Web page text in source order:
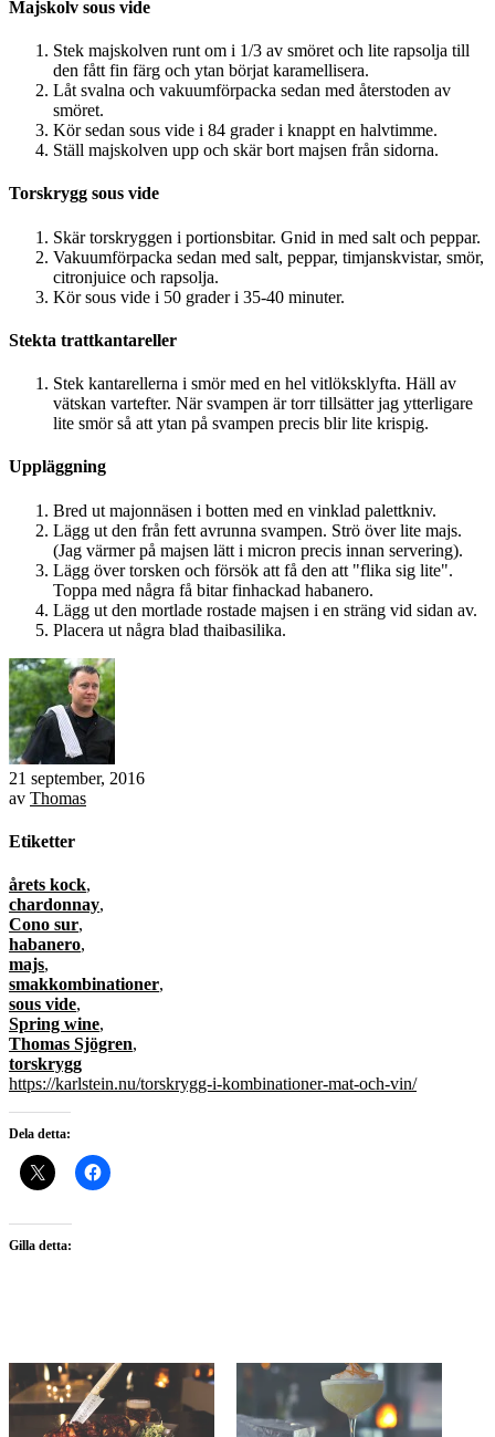
Majskolv sous vide
Stek majskolven runt om i 1/3 av smöret och lite rapsolja till
den fått fin färg och ytan börjat karamellisera.
Låt svalna och vakuumförpacka sedan med återstoden av
smöret.
Kör sedan sous vide i 84 grader i knappt en halvtimme.
Ställ majskolven upp och skär bort majsen från sidorna.
Torskrygg sous vide
Skär torskryggen i portionsbitar. Gnid in med salt och peppar.
Vakuumförpacka sedan med salt, peppar, timjanskvistar, smör,
citronjuice och rapsolja.
Kör sous vide i 50 grader i 35-40 minuter.
Stekta trattkantareller
Stek kantarellerna i smör med en hel vitlöksklyfta. Häll av
vätskan vartefter. När svampen är torr tillsätter jag ytterligare
lite smör så att ytan på svampen precis blir lite krispig.
Uppläggning
Bred ut majonnäsen i botten med en vinklad palettkniv.
Lägg ut den från fett avrunna svampen. Strö över lite majs.
(Jag värmer på majsen lätt i micron precis innan servering).
Lägg över torsken och försök att få den att "flika sig lite".
Toppa med några få bitar finhackad habanero.
Lägg ut den mortlade rostade majsen i en sträng vid sidan av.
Placera ut några blad thaibasilika.
21 september, 2016
av Thomas
Etiketter
årets kock,
chardonnay,
Cono sur,
habanero,
majs,
smakkombinationer,
sous vide,
Spring wine,
Thomas Sjögren,
torskrygg
https://karlstein.nu/torskrygg-i-kombinationer-mat-och-vin/
Dela detta:
Gilla detta: